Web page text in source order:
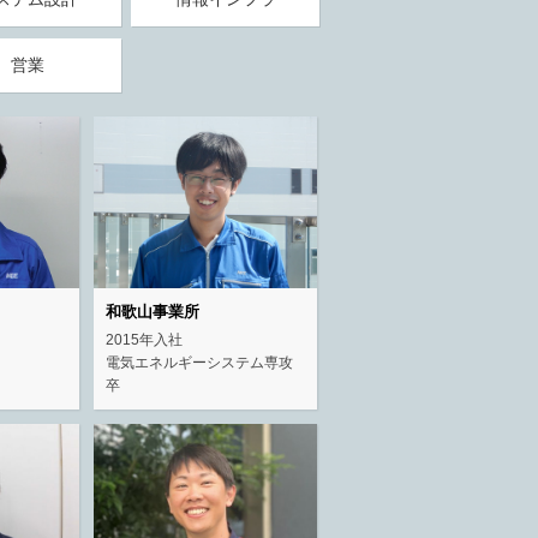
営業
和歌山事業所
2015年入社
電気エネルギーシステム専攻
卒